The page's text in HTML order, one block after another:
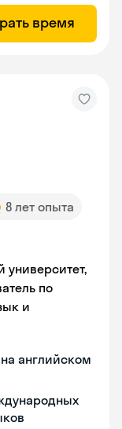
время
8 лет опыта
университет,
по
и
английском